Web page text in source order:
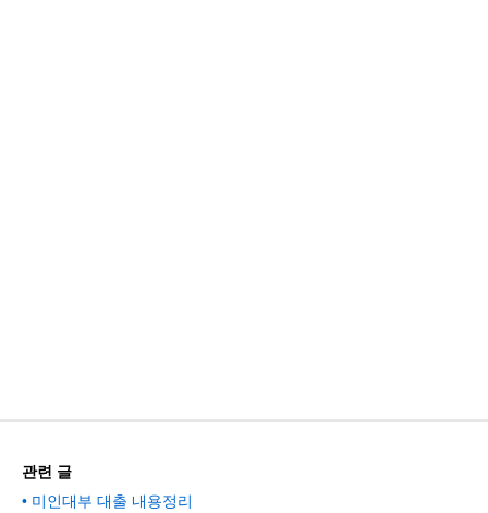
관련 글
미인대부 대출 내용정리